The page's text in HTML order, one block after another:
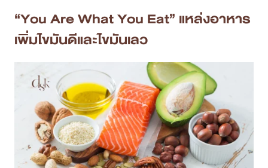
“You Are What You Eat” แหล่งอาหาร
เพิ่มไขมันดีและไขมันเลว